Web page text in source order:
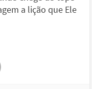
a lição que Ele